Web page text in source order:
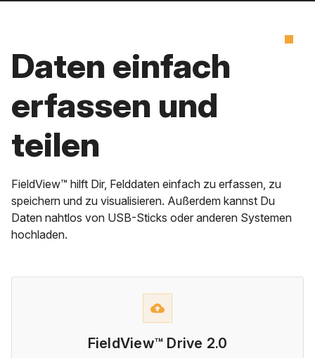
Daten einfach
erfassen und
teilen
FieldView™ hilft Dir, Felddaten einfach zu erfassen, zu
speichern und zu visualisieren. Außerdem kannst Du
Daten nahtlos von USB-Sticks oder anderen Systemen
hochladen.
backup
FieldView™ Drive 2.0